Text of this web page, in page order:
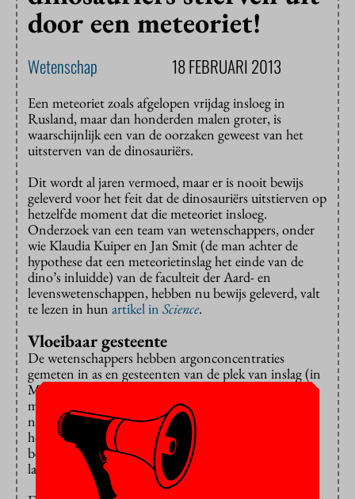
door een meteoriet!
Wetenschap 18 FEBRUARI 2013
Een meteoriet zoals afgelopen vrijdag insloeg in
Rusland, maar dan honderden malen groter, is
waarschijnlijk een van de oorzaken geweest van het
uitsterven van de dinosauriërs.
Dit wordt al jaren vermoed, maar er is nooit bewijs
geleverd voor het feit dat de dinosauriërs uitstierven op
hetzelfde moment dat die meteoriet insloeg.
Onderzoek van een team van wetenschappers, onder
wie Klaudia Kuiper en Jan Smit (de man achter de
hypothese dat een meteorietinslag het einde van de
dino’s inluidde) van de faculteit der Aard- en
levenswetenschappen, hebben nu bewijs geleverd, valt
te lezen in hun artikel inScience.
Vloeibaar gesteente
De wetenschappers hebben argonconcentraties
gemeten in as en gesteenten van de plek van inslag (in
Mexico) waardoor ze heel nauwkeurig de
meteorietinslag konden dateren. Argon is een gas dat
niet in vloeibare gesteenten voorkomt. Door de
hoeveelheid argon te meten, is dus nauwkeurig te
bepalen wanneer vloeibaar gesteente (bijvoorbeeld
lava) is overgegaan in vast gesteente.